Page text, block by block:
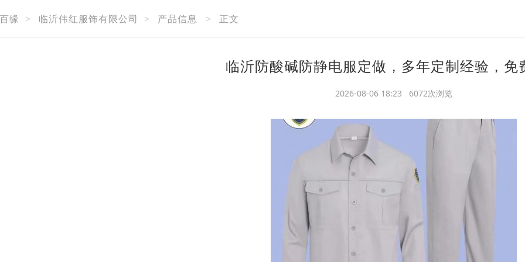
缘 > 临沂伟红服饰有限公司 > 产品信息 > 正文
临沂防酸碱防静电服定做，多年定制经验，免
2026-08-06 18:23 6072次浏览